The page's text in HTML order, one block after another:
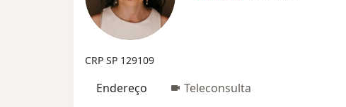
CRP SP 129109
Endereço Teleconsulta